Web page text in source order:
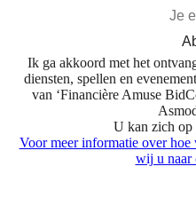
Ik ga akkoord met het
diensten, spellen en
van ‘Financière Amuse
U kan zich op
Voor meer informatie over
wij u naar